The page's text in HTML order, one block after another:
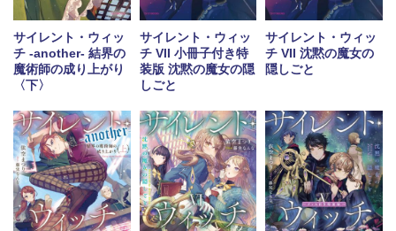
サイレント・ウィッ
チ -another- 結界の
魔術師の成り上がり
〈下〉
サイレント・ウィッ
チ VII 小冊子付き特
装版 沈黙の魔女の隠
しごと
サイレント・ウィッ
チ VII 沈黙の魔女の
隠しごと